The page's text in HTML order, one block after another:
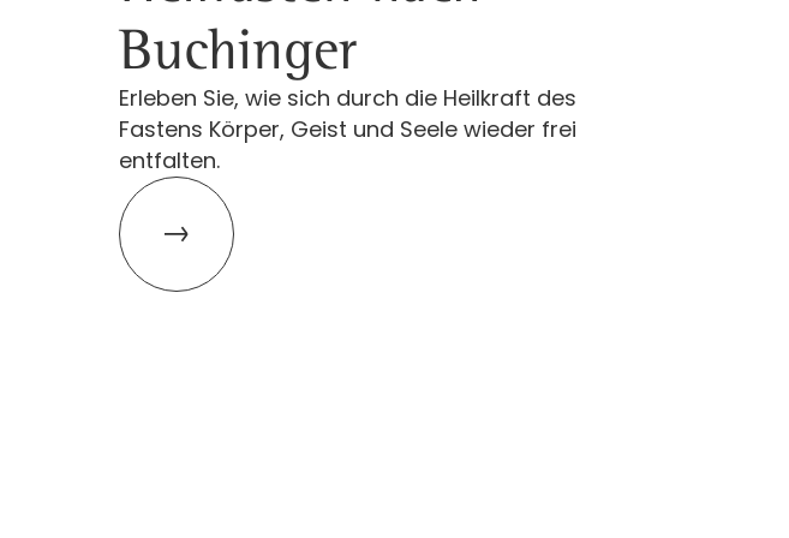
Buchinger
Erleben Sie, wie sich durch die Heilkraft des
Fastens Körper, Geist und Seele wieder frei
entfalten.